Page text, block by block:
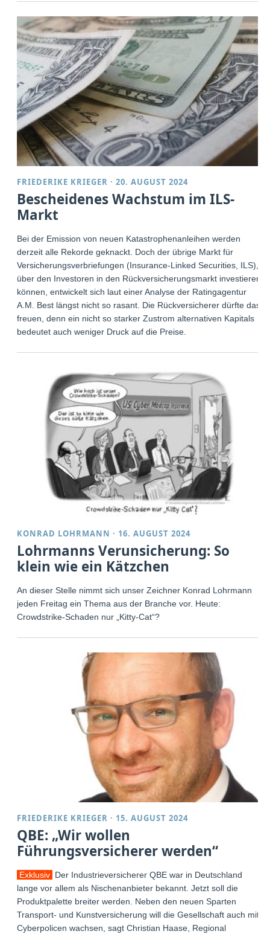
FRIEDERIKE KRIEGER ·20. AUGUST 2024
Bescheidenes Wachstum im ILS-
Markt
Bei der Emission von neuen Katastrophenanleihen werden
derzeit alle Rekorde geknackt. Doch der übrige Markt für
Versicherungsverbriefungen (Insurance-Linked Securities, ILS),
über den Investoren in den Rückversicherungsmarkt investieren
können, entwickelt sich laut einer Analyse der Ratingagentur
A.M. Best längst nicht so rasant. Die Rückversicherer dürfte das
freuen, denn ein nicht so starker Zustrom alternativen Kapitals
bedeutet auch weniger Druck auf die Preise.
KONRAD LOHRMANN · 16. AUGUST 2024
Lohrmanns Verunsicherung: So
klein wie ein Kätzchen
An dieser Stelle nimmt sich unser Zeichner Konrad Lohrmann
jeden Freitag ein Thema aus der Branche vor. Heute:
Crowdstrike-Schaden nur „Kitty-Cat“?
FRIEDERIKE KRIEGER · 15. AUGUST 2024
QBE: „Wir wollen
Führungsversicherer werden“
Exklusiv Der Industrieversicherer QBE war in Deutschland
lange vor allem als Nischenanbieter bekannt. Jetzt soll die
Produktpalette breiter werden. Neben den neuen Sparten
Transport- und Kunstversicherung will die Gesellschaft auch mit
Cyberpolicen wachsen, sagt Christian Haase, Regional